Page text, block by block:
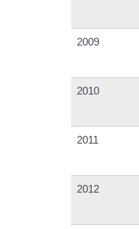
2009
2010
2011
2012